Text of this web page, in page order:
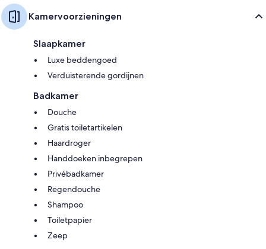
Kamervoorzieningen
Slaapkamer
Luxe beddengoed
Verduisterende gordijnen
Badkamer
Douche
Gratis toiletartikelen
Haardroger
Handdoeken inbegrepen
Privébadkamer
Regendouche
Shampoo
Toiletpapier
Zeep